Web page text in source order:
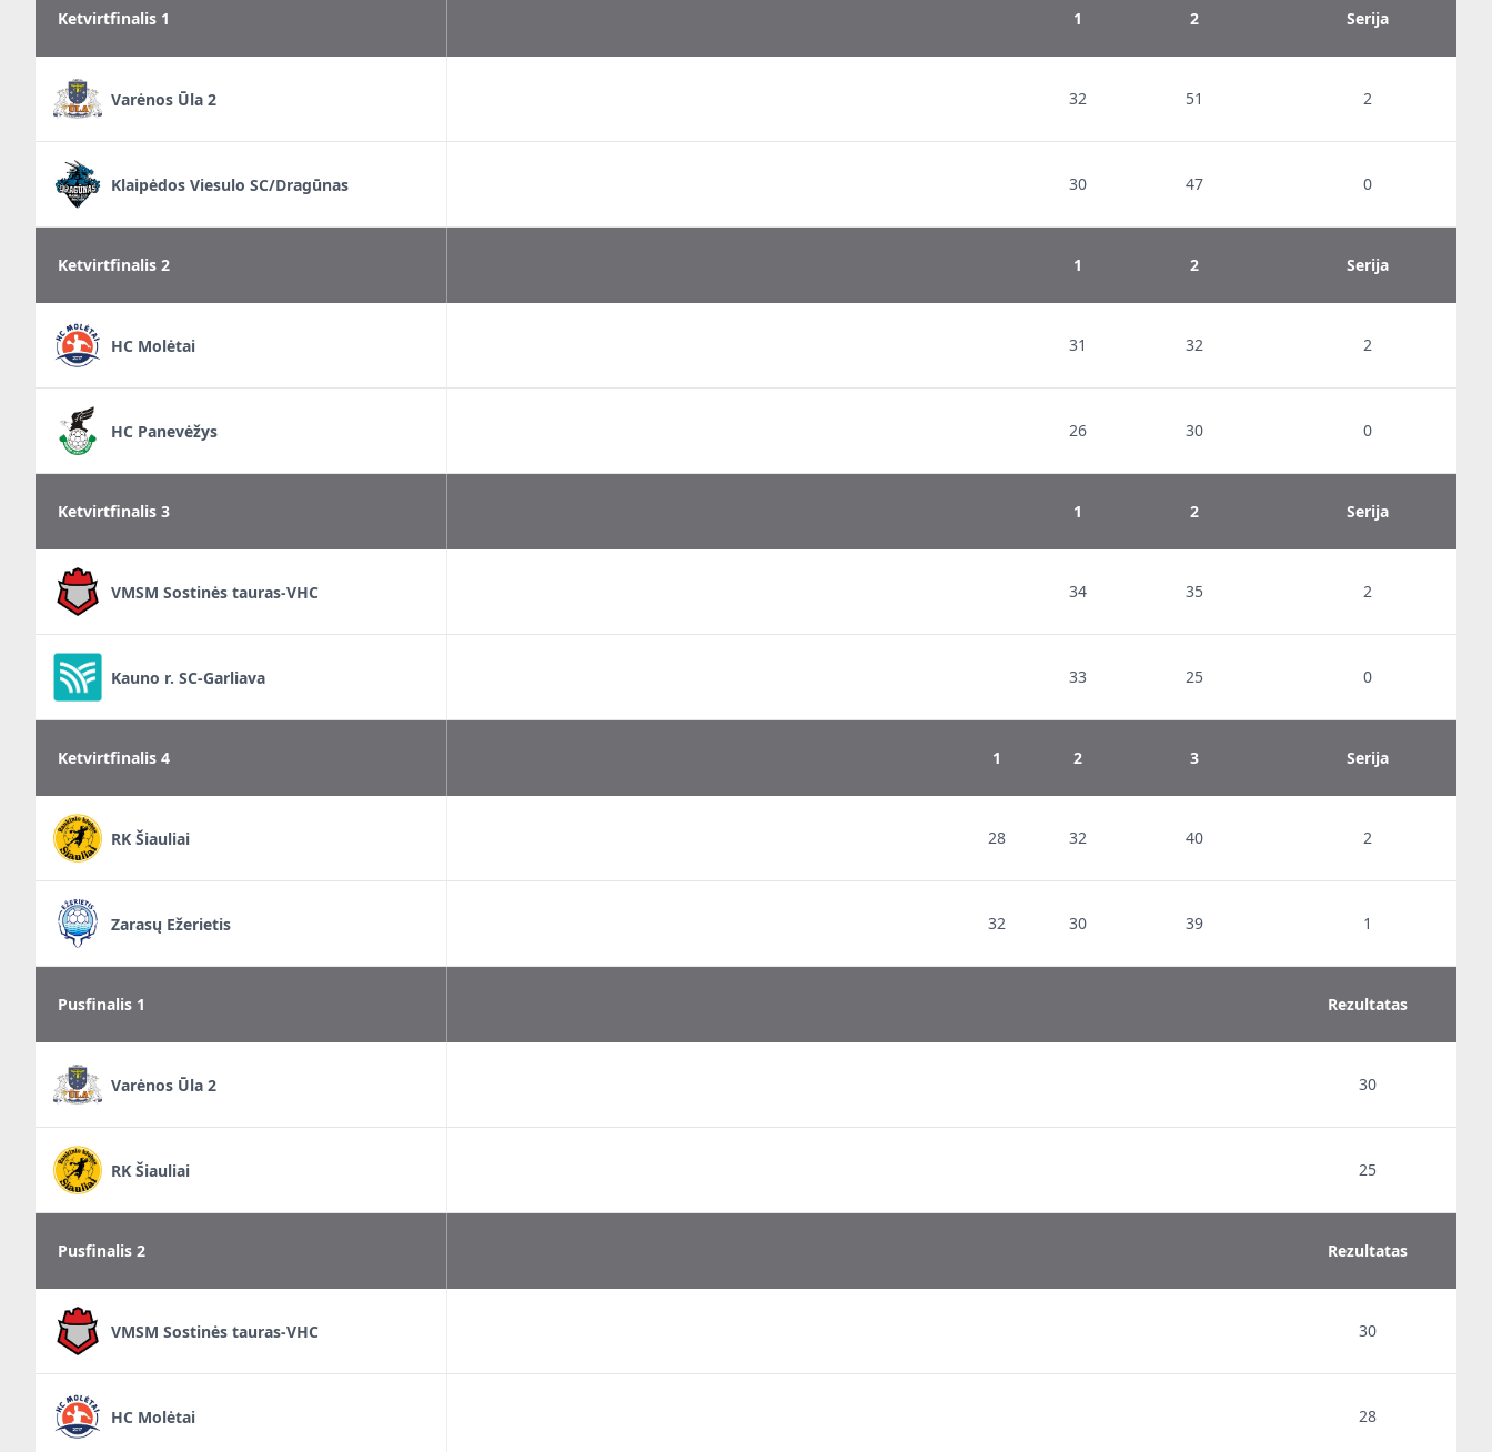
Ketvirtfinalis 1 1 2 Serija
Varėnos Ūla 2 32 51 2
Klaipėdos Viesulo SC/Dragūnas 30 47 0
Ketvirtfinalis 2 1 2 Serija
HC Molėtai 31 32 2
HC Panevėžys 26 30 0
Ketvirtfinalis 3 1 2 Serija
VMSM Sostinės tauras-VHC 34 35 2
Kauno r. SC-Garliava 33 25 0
Ketvirtfinalis 4 1 2 3 Serija
RK Šiauliai 28 32 40 2
Zarasų Ežerietis 32 30 39 1
Pusfinalis 1 Rezultatas
Varėnos Ūla 2 30
RK Šiauliai 25
Pusfinalis 2 Rezultatas
VMSM Sostinės tauras-VHC 30
HC Molėtai 28